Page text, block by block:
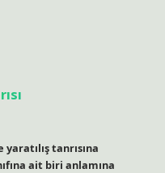
tanrısına
ait biri anlamına